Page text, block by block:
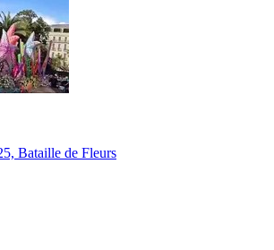
Bataille de Fleurs